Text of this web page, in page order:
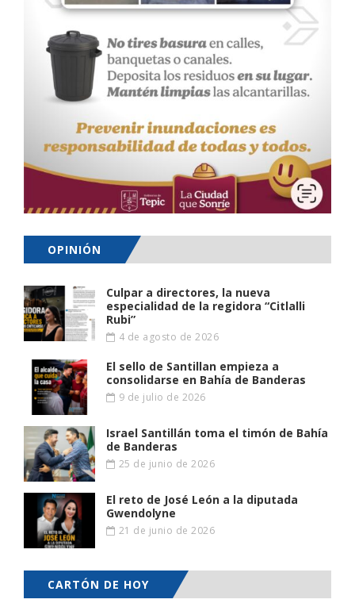
OPINIÓN
Culpar a directores, la nueva
especialidad de la regidora “Citlalli
Rubi”
4 de agosto de 2026
El sello de Santillan empieza a
consolidarse en Bahía de Banderas
9 de julio de 2026
Israel Santillán toma el timón de Bahía
de Banderas
25 de junio de 2026
El reto de José León a la diputada
Gwendolyne
21 de junio de 2026
CARTÓN DE HOY